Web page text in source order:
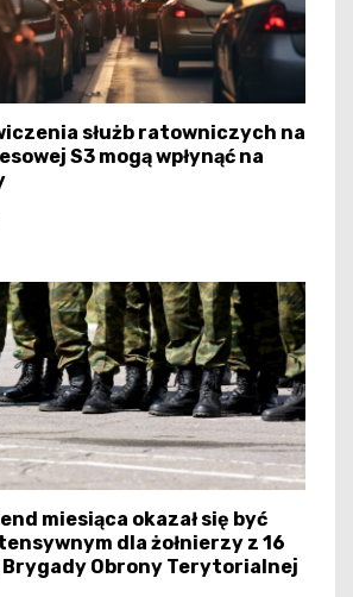
służb ratowniczych na
S3 mogą wpłynąć na
miesiąca okazał się być
dla żołnierzy z 16
Brygady Obrony Terytorialnej